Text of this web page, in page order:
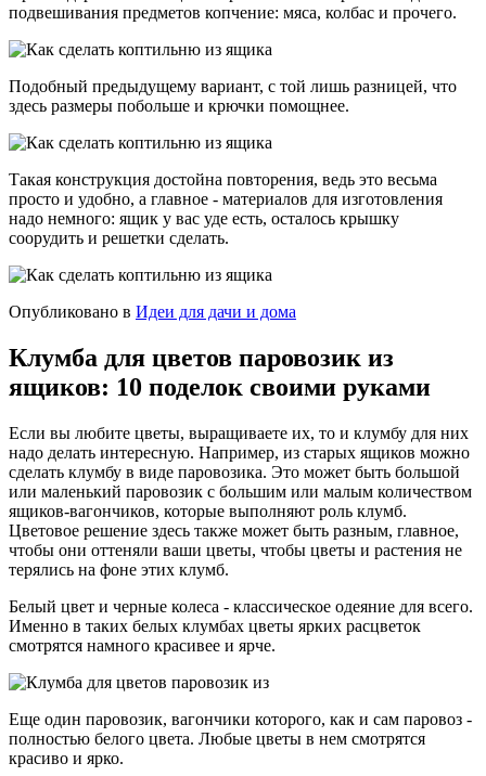
подвешивания предметов копчение: мяса, колбас и прочего.
Подобный предыдущему вариант, с той лишь разницей, что
здесь размеры побольше и крючки помощнее.
Такая конструкция достойна повторения, ведь это весьма
просто и удобно, а главное - материалов для изготовления
надо немного: ящик у вас уде есть, осталось крышку
соорудить и решетки сделать.
Опубликовано в Идеи для дачи и дома
Клумба для цветов паровозик из
ящиков: 10 поделок своими руками
Если вы любите цветы, выращиваете их, то и клумбу для них
надо делать интересную. Например, из старых ящиков можно
сделать клумбу в виде паровозика. Это может быть большой
или маленький паровозик с большим или малым количеством
ящиков-вагончиков, которые выполняют роль клумб.
Цветовое решение здесь также может быть разным, главное,
чтобы они оттеняли ваши цветы, чтобы цветы и растения не
терялись на фоне этих клумб.
Белый цвет и черные колеса - классическое одеяние для всего.
Именно в таких белых клумбах цветы ярких расцветок
смотрятся намного красивее и ярче.
Еще один паровозик, вагончики которого, как и сам паровоз -
полностью белого цвета. Любые цветы в нем смотрятся
красиво и ярко.